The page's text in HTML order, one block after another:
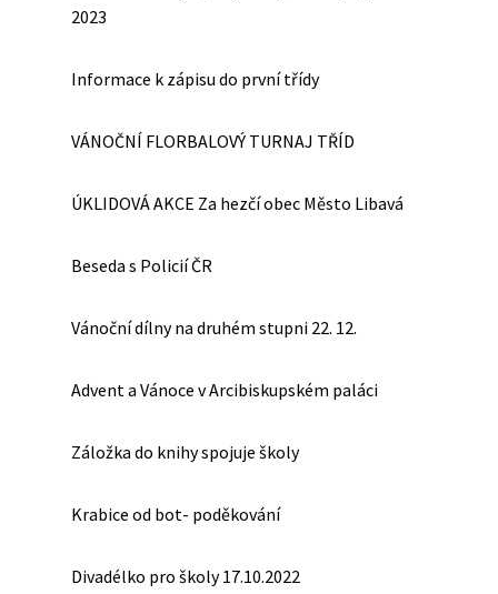
2023
Informace k zápisu do první třídy
VÁNOČNÍ FLORBALOVÝ TURNAJ TŘÍD
ÚKLIDOVÁ AKCE Za hezčí obec Město Libavá
Beseda s Policií ČR
Vánoční dílny na druhém stupni 22. 12.
Advent a Vánoce v Arcibiskupském paláci
Záložka do knihy spojuje školy
Krabice od bot- poděkování
Divadélko pro školy 17.10.2022